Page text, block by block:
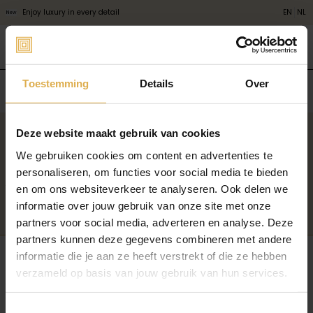
Toestemming Details Over
Deze website maakt gebruik van cookies
We gebruiken cookies om content en advertenties te
personaliseren, om functies voor social media te bieden
en om ons websiteverkeer te analyseren. Ook delen we
informatie over jouw gebruik van onze site met onze
partners voor social media, adverteren en analyse. Deze
partners kunnen deze gegevens combineren met andere
informatie die je aan ze heeft verstrekt of die ze hebben
verzameld op basis van jouw gebruik van hun services.
New Enjoy luxury in every detail EN NL
loft handvatten
Nieuwsbrief
Meld je aan voor het laatste Fonszari-nieuws en ontvang exclusieve
aanbiedingen. Fonszari gebruikt jouw persoonsgegevens zoals beschreven in ons
Aanmelden
KLANTENSERVICE
Volg je bestelling
Verzending & Levering
ONS BEDRIJF
Pers & PR
Partnerprogramma